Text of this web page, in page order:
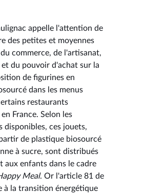
appelle l'attention de
des petites et moyennes
commerce, de l'artisanat,
du pouvoir d'achat sur la
de figurines en
dans les menus
restaurants
France. Selon les
disponibles, ces jouets,
de plastique biosourcé
à sucre, sont distribués
aux enfants dans le cadre
Meal. Or l'article 81 de
à la transition énergétique